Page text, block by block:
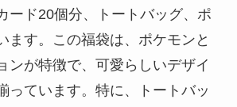
ード20個分、トートバッグ、ポ
ます。この福袋は、ポケモンと
ンが特徴で、可愛らしいデザイ
っています。特に、トートバッ